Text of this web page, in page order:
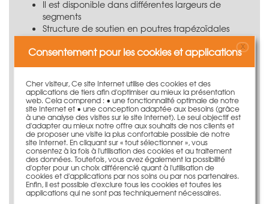
Il est disponible dans différentes largeurs de
segments
Structure de soutien en poutres trapézoïdales
robustes en tôle d'acier
Contreplaqué en bouleau finnois de qualité
Liaison des éléments de coffrage au moyen de
goupilles de liaison
Le coffrage circulaire à poutre
trapézoïdale TTR
Le coffrage circulaire à poutre trapézoïdale à rayon
réglable en continu TTR de PASCHAL garantit un arrondi
et une stabilité dimensionnelle parfaits ; ce coffrage
circulaire est l'un des meilleurs et des plus fiables sur le
Consentement pour les cookies et applicationsX
Cher visiteur, Ce site Internet utilise des cookies et des
applications de tiers afin d'optimiser au mieux la présentation
web. Cela comprend : • une fonctionnalité optimale de notre
site Internet et • une conception adaptée aux besoins (grâce
à une analyse des visites sur le site Internet). Le seul objectif est
d'adapter au mieux notre offre aux souhaits de nos clients et
de proposer une visite la plus confortable possible de notre
site Internet. En cliquant sur « tout sélectionner », vous
consentez à la fois à l'utilisation des cookies et au traitement
des données. Toutefois, vous avez également la possibilité
d'opter pour un choix différencié quant à l'utilisation de
cookies et d'applications par nos soins ou par nos partenaires.
Enfin, il est possible d'exclure tous les cookies et toutes les
applications qui ne sont pas techniquement nécessaires.